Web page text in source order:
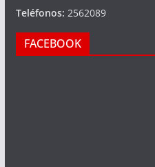
Teléfonos: 2562089
FACEBOOK